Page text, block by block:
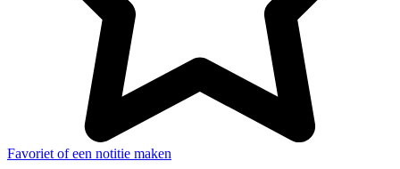
Favoriet of een notitie maken